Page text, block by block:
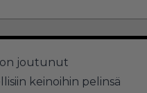
joutunut
keinoihin pelinsä